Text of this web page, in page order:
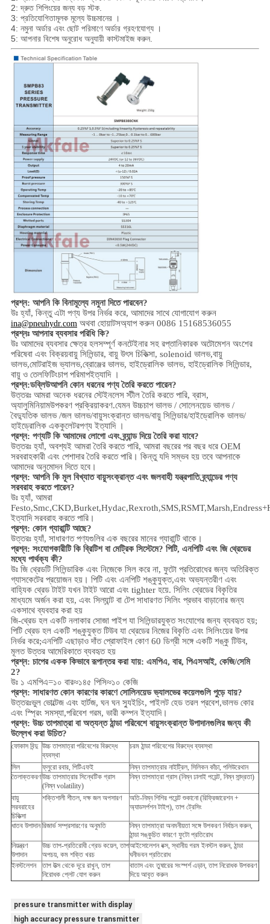
2: দ্রুত শিপিংয়ের জন্য বড় স্টক.
3: প্রতিযোগিতামূলক মূল্যে উচ্চমানের ।
4: নমুনা অর্ডার এবং ছোট পরিমাণে অর্ডার গ্রহণযোগ্য ।
5: আপনার বিশেষ অনুরোধ অনুযায়ী কাস্টমাইজ করুন.
প্রশ্ন: আপনি কি বিনামূল্যে নমুনা দিতে পারবেন?
উঃ হ্যাঁ, কিন্তু এটা পণ্য উপর নির্ভর করে, আমাদের সাথে যোগাযোগ করুন
ina@pneuhydr.com অথবা হোয়াটসঅ্যাপ করুন 0086 15168536055
প্রশ্নঃ আপনার ব্যবসার পরিধি কি?
উঃ আমাদের ব্যবসার ক্ষেত্র হলসম্পূর্ণ কনটেইনার সহ রপ্তানিকারক অটোমেশন অংশের
পরিষেবা এবং বিক্রয়বায়ু সিলিন্ডার, বায়ু উৎস চিকিত্সা, solenoid ভালভ,বায়ু
ভালভ,মোটরাইজ ভ্যালভ,ব্রোঞ্জের ভালভ, হাইড্রোলিক ভালভ, হাইড্রোলিক সিলিন্ডার,
বায়ু ও তেলফিটিংচাপ পরিমাপইত্যাদি ।
প্রশ্ন:ডব্লিউআপনি কোন ধরনের পণ্য তৈরি করতে পারেন?
উত্তরঃ আমরা অনেক ধরনের স্টেইনলেস স্টীল তৈরি করতে পারি, ব্রাস,
অ্যালুমিনিয়ামউপকরণ প্রক্রিয়াকরণ.যেমন উচ্চচাপ ভালভ / সোলেনয়েড ভালভ /
বৈদ্যুতিক ভালভ /জল ভালভ/বায়ুসংক্রান্ত ভালভ/বায়ু সিলিন্ডার/হাইড্রোলিক ভালভ/
হাইড্রোলিক এককুলেটরপণ্য ইত্যাদি ।
প্রশ্ন: পণ্যটি কি আমাদের লোগো এবং ব্র্যান্ড দিয়ে তৈরি করা যাবে?
উত্তরঃ হ্যাঁ, অবশ্যই আমরা তৈরি করতে পারি, আমরা বছরের পর বছর ধরে OEM
সরবরাহকারী এবং পেশাদার তৈরি করতে পারি। কিন্তু যদি সম্ভব হয় তবে আপনাকে
আমাদের অনুমোদন দিতে হবে।
প্রশ্ন: আপনি কি মূল বিখ্যাত বায়ুসংক্রান্ত এবং জলবাহী যন্ত্রপাতি ব্র্যান্ডের পণ্য
সরবরাহ করতে পারেন?
উঃ হ্যাঁ, আমরা
ইত্যাদি সরবরাহ করতে পারি।
প্রশ্ন: কোন গ্যারান্টি আছে?
উত্তরঃ হ্যাঁ, সাধারণত পণ্যগুলির এক বছরের মানের গ্যারান্টি থাকে।
প্রশ্ন: সংযোগকারীটি কি ব্রিটিশ বা মেট্রিক সিস্টেমে? পিটি, এনপিটি এবং জি থ্রেডের
মধ্যে পার্থক্য কী?
উঃ জি থ্রেডটি সিলিন্ডারিক এবং নিজেকে সিল করে না, ফুটো প্রতিরোধের জন্য অতিরিক্ত
গ্যাসকেটের প্রয়োজন হয়। পিটি এবং এনপিটি শঙ্কুযুক্ত,এবং অভ্যন্তরীণ এবং
বাহ্যিক থ্রেড টাইট যখন টাইট আরো এবং tighter হয়ে. সিলিং থ্রেডের বিকৃতির
মাধ্যমে অর্জন করা হয়, এবং সিল্যান্ট বা টেপ সাধারণত সিলিং প্রভাব বাড়ানোর জন্য
একসাথে ব্যবহার করা হয়
জি-থ্রেড হল একটি নলাকার সোজা পাইপ যা সিলিন্ডারযুক্ত সংযোগের জন্য ব্যবহৃত হয়;
পিটি থ্রেড হল একটি শঙ্কুযুক্ত টিউব যা থ্রেডের নিজের বিকৃতি এবং সিলিংয়ের উপর
নির্ভর করে;এনপিটি এছাড়াও দাঁত প্রোফাইল কোণ 60 ডিগ্রী সঙ্গে একটি শঙ্কু টিউব,
মূলত উত্তর আমেরিকাতে ব্যবহৃত হয়
প্রশ্ন: চাপের একক কিভাবে রূপান্তর করা যায়: এমপিএ, বার, পিএসআই, কেজি/সেমি
2?
উঃ ১ এমপিএ=১০ বার≈১৪৫ পিসি≈১০ কেজি
প্রশ্ন: সাধারণত কোন কারণের কারণে সোলিনয়েড ভ্যালভের কয়েলগুলি পুড়ে যায়?
উত্তরঃভুল ভোল্টেজ এবং হার্টজ, ঘন ঘন স্যুইচিং, পাইলট হেড তরল প্রবেশ,ভালভ কোর
এবং স্প্রিং সমস্যা,পরিবেশ গরম, ভারী কম্পন ইত্যাদি।
প্রশ্ন: উচ্চ তাপমাত্রা বা অত্যন্ত ঠান্ডা পরিবেশে বায়ুসংক্রান্ত উপাদানগুলির জন্য কী
উল্লেখ করা উচিত?
ফোকাস বিন্দু উচ্চ তাপমাত্রা পরিবেশের বিরুদ্ধে
ব্যবস্থা
চরম ঠান্ডা পরিবেশের বিরুদ্ধে ব্যবস্থা
সিল ফ্লুরো রবার, পিটিএফই
নিম্ন তাপমাত্রার নাইট্রিল, সিলিকন কাঁচা, পলিউরেথান
তৈলাক্তকরণউচ্চ তাপমাত্রার সিন্থেটিক গ্রাস
(নিম্ন volatility)
নিম্ন তাপমাত্রা গ্রাস (নিম্ন ঢালাই পয়েন্ট, নিম্ন সান্দ্রতা)
বায়ু
সরবরাহের
চিকিত্সা
শক্তিশালী শীতল, দক্ষ জল অপসারণ
অতি-নিম্ন শিশির পয়েন্ট শুকানো (রিফ্রিজারেশন +
অ্যাডসর্পশন টাইপ), তাপ ট্রেসিং
ধাতব উপাদান রিজার্ভ সম্প্রসারণের অনুমতি
নিম্ন তাপমাত্রা অনমনীয়তা সঙ্গে উপকরণ নির্বাচন করুন,
ঠান্ডা সঙ্কুচিত কারণে ফুটো প্রতিরোধ
নিয়ন্ত্রণ
উপাদান
উচ্চ তাপ-প্রতিরোধী গ্রেড কয়েল, তাপ
অপচয়, কম শক্তি খরচ
আইসোলেশন বক্স, স্থানীয় গরম ইনস্টল করুন, ঠান্ডা
ঘনীভবন প্রতিরোধ
ইনস্টলেশন
তাপ উত্স থেকে দূরে রাখুন, তাপ
নিরোধক প্লেট যোগ করুন
বাতাস এবং তুষারের সংস্পর্শ এড়ান, তাপ নিরোধক উপকরণ
দিয়ে আবৃত করুন
pressure transmitter with display
high accuracy pressure transmitter